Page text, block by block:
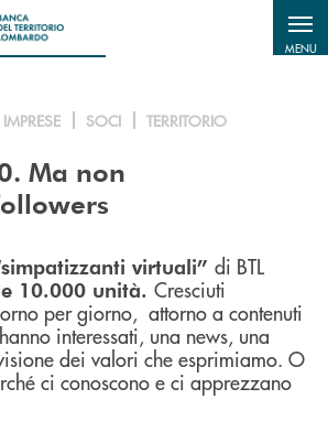
MENU
IMPRESE SOCI TERRITORIO
Ma non
virtuali” di BTL
10.000 unità. Cresciuti
per giorno, attorno a contenuti
interessati, una news, una
dei valori che esprimiamo. O
ci conoscono e ci apprezzano